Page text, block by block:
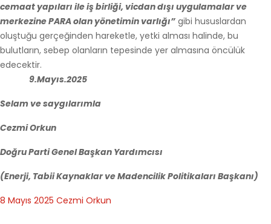
cemaat yapıları ile iş birliği, vicdan dışı uygulamalar ve
merkezine PARA olan yönetimin varlığı” gibi hususlardan
oluştuğu gerçeğinden hareketle, yetki alması halinde, bu
bulutların, sebep olanların tepesinde yer almasına öncülük
edecektir.
9.Mayıs.2025
Selam ve saygılarımla
Cezmi Orkun
Doğru Parti Genel Başkan Yardımcısı
(Enerji, Tabii Kaynaklar ve Madencilik Politikaları Başkanı)
8 Mayıs 2025 Cezmi Orkun